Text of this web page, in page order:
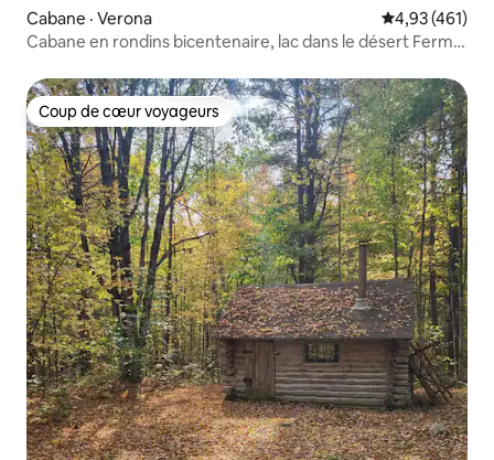
Cabane · Verona Note
4,93 (461)
Cabane en rondins bicentenaire, lac dans le désert Ferme
Coup de cœur voyageurs
Coup de cœur voyageurs